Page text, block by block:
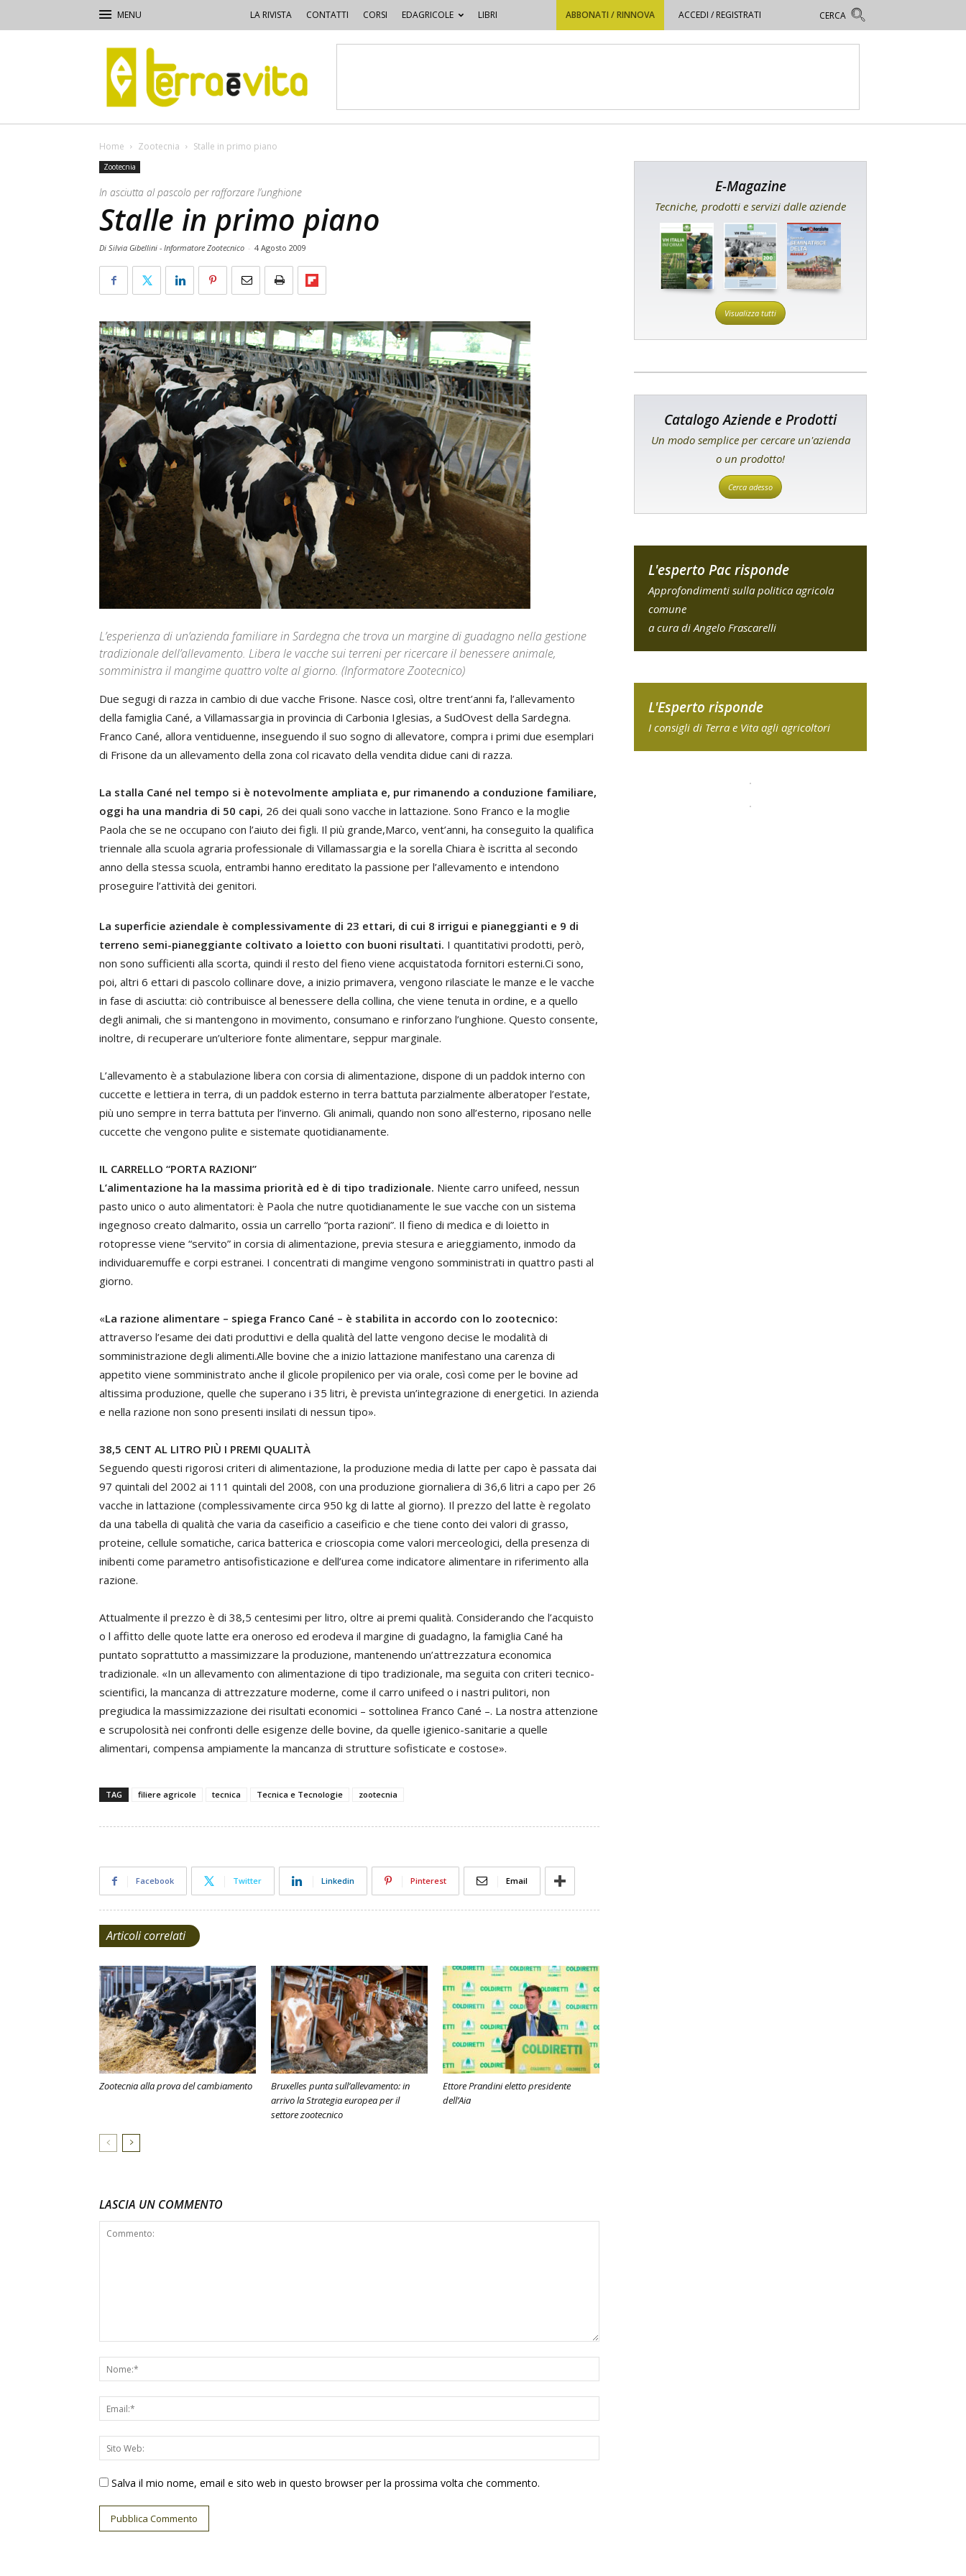
LA RIVISTA CONTATTI CORSI EDAGRICOLE LIBRI ABBONATI / RINNOVA ACCEDI / REGISTRATI
Terra
e
Vita
Home Zootecnia Stalle in primo piano
Zootecnia
In asciutta al pascolo per rafforzare l’unghione
Stalle in primo piano
Di Silvia Gibellini - Informatore Zootecnico - 4 Agosto 2009
L’esperienza di un’azienda familiare in Sardegna che trova un margine di guadagno nella gestione
tradizionale dell’allevamento. Libera le vacche sui terreni per ricercare il benessere animale,
somministra il mangime quattro volte al giorno. (Informatore Zootecnico)
Due segugi di razza in cambio di due vacche Frisone. Nasce così, oltre trent’anni fa, l’allevamento
della famiglia Cané, a Villamassargia in provincia di Carbonia Iglesias, a SudOvest della Sardegna.
Franco Cané, allora ventiduenne, inseguendo il suo sogno di allevatore, compra i primi due esemplari
di Frisone da un allevamento della zona col ricavato della vendita didue cani di razza.
La stalla Cané nel tempo si è notevolmente ampliata e, pur rimanendo a conduzione familiare,
oggi ha una mandria di 50 capi, 26 dei quali sono vacche in lattazione. Sono Franco e la moglie
Paola che se ne occupano con l’aiuto dei figli. Il più grande,Marco, vent’anni, ha conseguito la qualifica
triennale alla scuola agraria professionale di Villamassargia e la sorella Chiara è iscritta al secondo
anno della stessa scuola, entrambi hanno ereditato la passione per l’allevamento e intendono
proseguire l’attività dei genitori.
La superficie aziendale è complessivamente di 23 ettari, di cui 8 irrigui e pianeggianti e 9 di
terreno semi-pianeggiante coltivato a loietto con buoni risultati. I quantitativi prodotti, però,
non sono sufficienti alla scorta, quindi il resto del fieno viene acquistatoda fornitori esterni.Ci sono,
poi, altri 6 ettari di pascolo collinare dove, a inizio primavera, vengono rilasciate le manze e le vacche
in fase di asciutta: ciò contribuisce al benessere della collina, che viene tenuta in ordine, e a quello
degli animali, che si mantengono in movimento, consumano e rinforzano l’unghione. Questo consente,
inoltre, di recuperare un’ulteriore fonte alimentare, seppur marginale.
L’allevamento è a stabulazione libera con corsia di alimentazione, dispone di un paddok interno con
cuccette e lettiera in terra, di un paddok esterno in terra battuta parzialmente alberatoper l’estate,
più uno sempre in terra battuta per l’inverno. Gli animali, quando non sono all’esterno, riposano nelle
cuccette che vengono pulite e sistemate quotidianamente.
IL CARRELLO “PORTA RAZIONI”
L’alimentazione ha la massima priorità ed è di tipo tradizionale. Niente carro unifeed, nessun
pasto unico o auto alimentatori: è Paola che nutre quotidianamente le sue vacche con un sistema
ingegnoso creato dalmarito, ossia un carrello “porta razioni”. Il fieno di medica e di loietto in
rotopresse viene “servito” in corsia di alimentazione, previa stesura e arieggiamento, inmodo da
individuaremuffe e corpi estranei. I concentrati di mangime vengono somministrati in quattro pasti al
giorno.
«La razione alimentare – spiega Franco Cané – è stabilita in accordo con lo zootecnico:
attraverso l’esame dei dati produttivi e della qualità del latte vengono decise le modalità di
somministrazione degli alimenti.Alle bovine che a inizio lattazione manifestano una carenza di
appetito viene somministrato anche il glicole propilenico per via orale, così come per le bovine ad
altissima produzione, quelle che superano i 35 litri, è prevista un’integrazione di energetici. In azienda
e nella razione non sono presenti insilati di nessun tipo».
38,5 CENT AL LITRO PIÙ I PREMI QUALITÀ
Seguendo questi rigorosi criteri di alimentazione, la produzione media di latte per capo è passata dai
97 quintali del 2002 ai 111 quintali del 2008, con una produzione giornaliera di 36,6 litri a capo per 26
vacche in lattazione (complessivamente circa 950 kg di latte al giorno). Il prezzo del latte è regolato
da una tabella di qualità che varia da caseificio a caseificio e che tiene conto dei valori di grasso,
proteine, cellule somatiche, carica batterica e crioscopia come valori merceologici, della presenza di
inibenti come parametro antisofisticazione e dell’urea come indicatore alimentare in riferimento alla
razione.
Attualmente il prezzo è di 38,5 centesimi per litro, oltre ai premi qualità. Considerando che l’acquisto
o l affitto delle quote latte era oneroso ed erodeva il margine di guadagno, la famiglia Cané ha
puntato soprattutto a massimizzare la produzione, mantenendo un’attrezzatura economica
tradizionale. «In un allevamento con alimentazione di tipo tradizionale, ma seguita con criteri tecnico-
scientifici, la mancanza di attrezzature moderne, come il carro unifeed o i nastri pulitori, non
pregiudica la massimizzazione dei risultati economici – sottolinea Franco Cané –. La nostra attenzione
e scrupolosità nei confronti delle esigenze delle bovine, da quelle igienico-sanitarie a quelle
alimentari, compensa ampiamente la mancanza di strutture sofisticate e costose».
TAG filiere agricole tecnica Tecnica e Tecnologie zootecnia
Facebook Twitter Linkedin Pinterest Email
Articoli correlati
Zootecnia alla prova del cambiamento
Bruxelles punta sull’allevamento: in
arrivo la Strategia europea per il
settore zootecnico
Ettore Prandini eletto presidente
dell’Aia
LASCIA UN COMMENTO
Salva il mio nome, email e sito web in questo browser per la prossima volta che commento.
E-Magazine
Tecniche, prodotti e servizi dalle aziende
Visualizza tutti
Catalogo Aziende e Prodotti
Un modo semplice per cercare un'azienda
o un prodotto!
Cerca adesso
L'esperto Pac risponde
Approfondimenti sulla politica agricola
comune
a cura di Angelo Frascarelli
L'Esperto risponde
I consigli di Terra e Vita agli agricoltori